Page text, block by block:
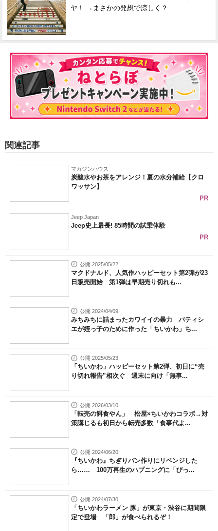
ヤ！ →まさかの発想で涼しく？
関連記事
マガジンハウス
炭酸水やお茶をアレンジ！夏の水分補給【クロ
ワッサン】
PR
Jeep Japan
Jeep史上最長! 85時間の試乗体験
PR
公開 2025/05/22
マクドナルド、人気作ハッピーセット第2弾が23
日販売開始 第1弾は早期売り切れも...
公開 2024/04/09
みちみちに詰まったカワイイの暴力 パティシ
エが姪っ子のために作った「ちいかわ」ち...
公開 2025/05/23
「ちいかわ」ハッピーセット第2弾、初日に“売
り切れ報告”相次ぐ 週末に向け「無事...
公開 2026/03/10
「転売の餌食やん」 松屋×ちいかわコラボ→対
策講じるも初日から転売多数「食事代よ...
公開 2024/06/20
『ちいかわ』ちぎりパン作りにリベンジした
ら…… 100万再生のハプニングに「びっ...
公開 2024/07/30
「ちいかわラーメン 豚」が東京・渋谷に期間限
定で登場 「郎」が食べられるぞ！